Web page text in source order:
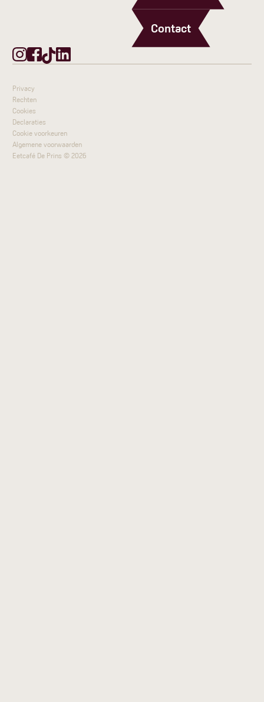
Contact
Privacy
Rechten
Cookies
Declaraties
Cookie voorkeuren
Algemene voorwaarden
Eetcafé De Prins ©2026